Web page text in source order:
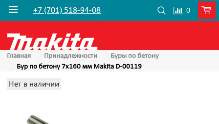
+7 (701) 518-94-08 0
Главная Принадлежности
Буры по бетону
Бур по бетону 7x160 мм Makita D-00119
Нет в наличии